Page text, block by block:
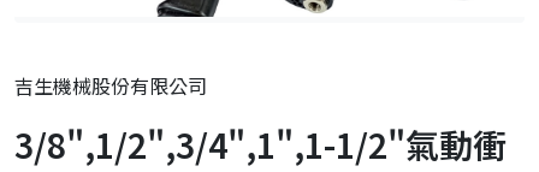
吉生機械股份有限公司
3/8",1/2",3/4",1",1-1/2"氣動衝